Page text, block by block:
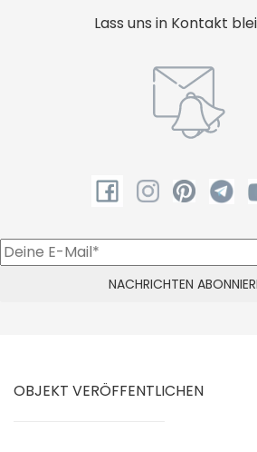
Lass uns in Kontakt
OBJEKT VERÖFFENTLICHEN